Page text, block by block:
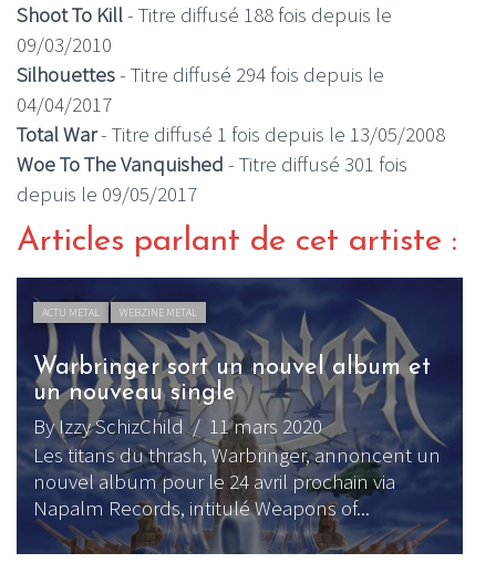
Shoot To Kill- Titre diffusé 188 fois depuis le
09/03/2010
Silhouettes- Titre diffusé 294 fois depuis le
04/04/2017
Total War- Titre diffusé 1 fois depuis le 13/05/2008
Woe To The Vanquished - Titre diffusé 301 fois
depuis le 09/05/2017
Articles parlant de cet artiste :
ACTU METAL WEBZINE METAL
Warbringer sort un nouvel album et
un nouveau single
By Izzy SchizChild / 11 mars 2020
Les titans du thrash, Warbringer, annoncent un
nouvel album pour le 24 avril prochain via
Napalm Records, intitulé Weapons of...